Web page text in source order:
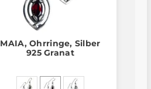
MAIA, Ohrringe, Silber
925 Granat